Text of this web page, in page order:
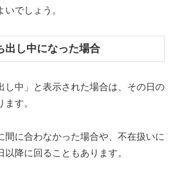
いでしょう。
出し中になった場合
し中」と表示された場合は、その日の
す。
間に合わなかった場合や、不在扱いに
以降に回ることもあります。